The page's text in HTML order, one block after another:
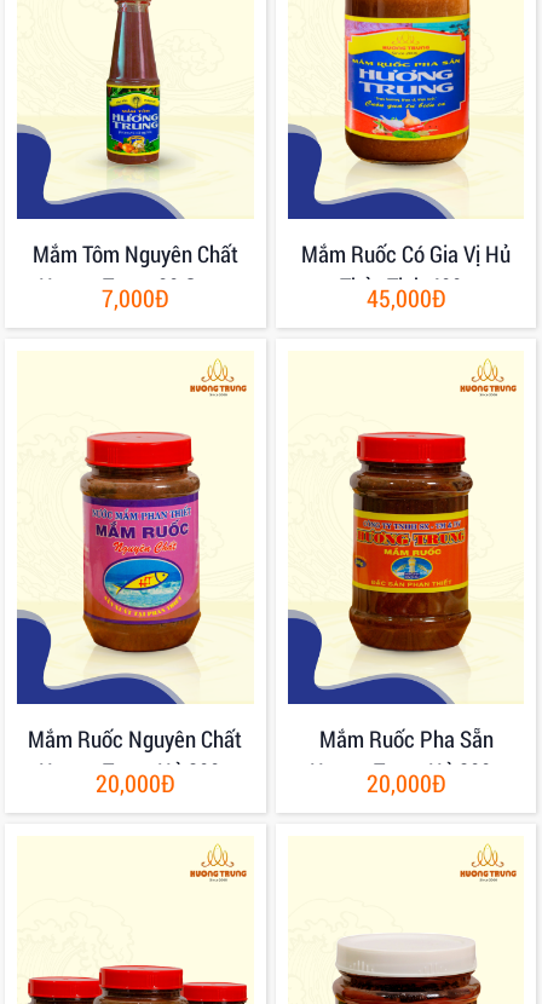
Mắm Tôm Nguyên Chất
Hương Trung 80 Gram
7,000Đ
Mắm Ruốc Có Gia Vị Hủ
Thủy Tinh 400g
45,000Đ
Mắm Ruốc Nguyên Chất
Hương Trung Hủ 200g
20,000Đ
Mắm Ruốc Pha Sẵn
Hương Trung Hủ 200g
20,000Đ